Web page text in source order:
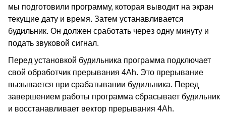
мы подготовили программу, которая выводит на экран
текущие дату и время. Затем устанавливается
будильник. Он должен сработать через одну минуту и
подать звуковой сигнал.
Перед установкой будильника программа подключает
свой обработчик прерывания 4Ah. Это прерывание
вызывается при срабатывании будильника. Перед
завершением работы программа сбрасывает будильник
и восстанавливает вектор прерывания 4Ah.